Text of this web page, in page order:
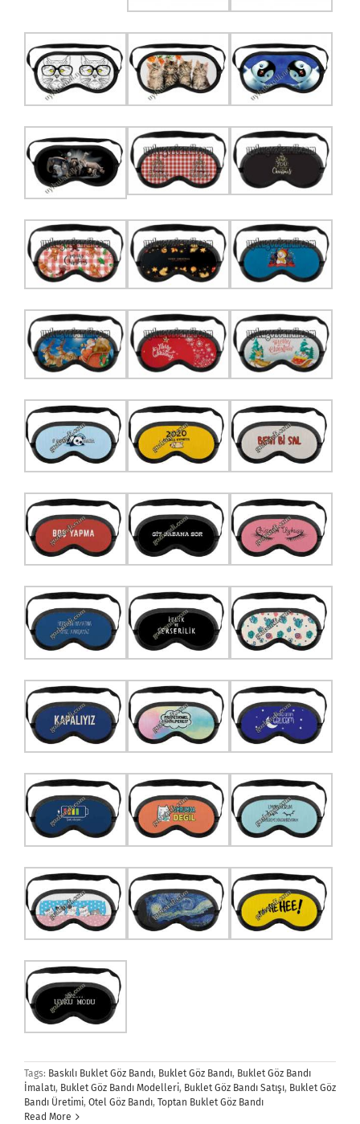
Tags: Baskılı Buklet Göz Bandı, Buklet Göz Bandı, Buklet Göz Bandı
İmalatı, Buklet Göz Bandı Modelleri, Buklet Göz Bandı Satışı, Buklet Göz
Bandı Üretimi, Otel Göz Bandı, Toptan Buklet Göz Bandı
Read More